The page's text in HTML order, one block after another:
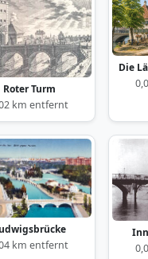
Roter Turm
km entfernt
km entfernt